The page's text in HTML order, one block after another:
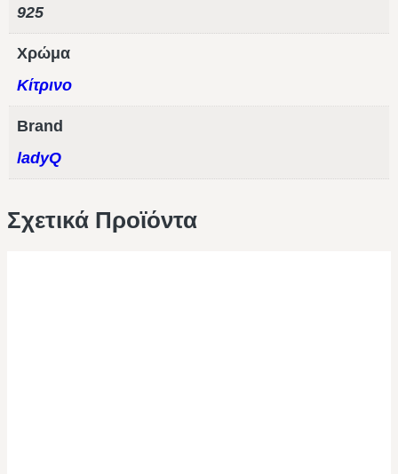
925
Χρώμα
Κίτρινο
Brand
ladyQ
Σχετικά Προϊόντα